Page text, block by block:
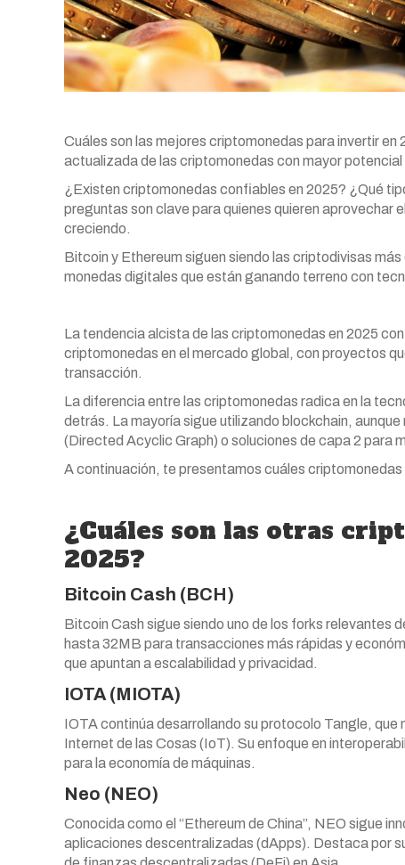
Cuáles son las mejores criptomonedas para invertir
actualizada de las criptomonedas con mayor
¿Existen criptomonedas confiables en 2025? ¿Qué
preguntas son clave para quienes quieren aprovechar
creciendo.
Bitcoin y Ethereum siguen siendo las criptodivisas
monedas digitales que están ganando terreno con
La tendencia alcista de las criptomonedas en 2025
criptomonedas en el mercado global, con proyectos
transacción.
La diferencia entre las criptomonedas radica en la
detrás. La mayoría sigue utilizando blockchain,
(Directed Acyclic Graph) o soluciones de capa 2 para
A continuación, te presentamos cuáles
¿Cuáles son las otras
2025?
Bitcoin Cash (BCH)
Bitcoin Cash sigue siendo uno de los forks relevantes
hasta 32MB para transacciones más rápidas y
que apuntan a escalabilidad y privacidad.
IOTA (MIOTA)
IOTA continúa desarrollando su protocolo Tangle, que
Internet de las Cosas (IoT). Su enfoque en
para la economía de máquinas.
Neo (NEO)
Conocida como el “Ethereum de China”, NEO sigue
aplicaciones descentralizadas (dApps). Destaca por